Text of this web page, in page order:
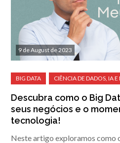
9 de August de 2023
Descubra como o Big
seus negócios e o
tecnologia!
Neste artigo exploramos como